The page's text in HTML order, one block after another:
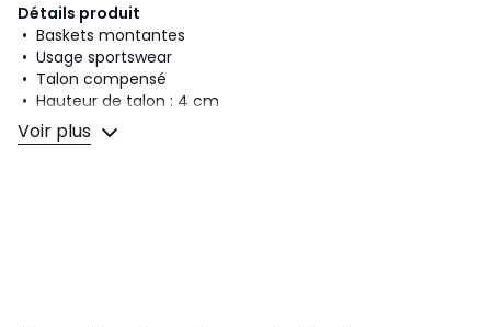
Détails produit
• Baskets montantes
• Usage sportswear
• Talon compensé
• Hauteur de talon : 4 cm
• Fermeture : A lacets
• Finition lisse
Voir plus